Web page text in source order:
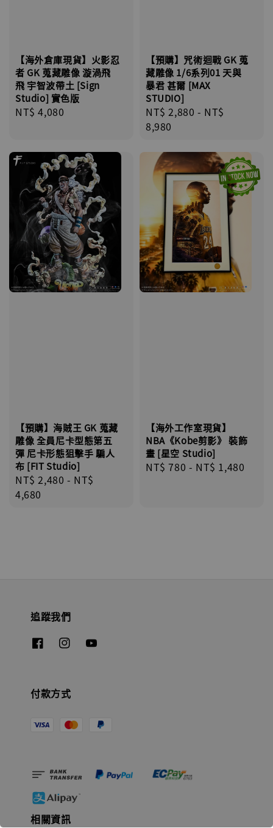
【海外倉庫現貨】火影忍
者 GK 蒐藏雕像 漩渦飛
飛 宇智波帶土 [Sign
Studio] 實色版
Regular
NT$ 4,080
【預購】咒術迴戰 GK 蒐
藏雕像 1/6系列01 天與
暴君 甚爾 [MAX
STUDIO]
Regular
price
NT$ 2,880 - NT$
8,980
【預購】海賊王 GK 蒐藏
雕像 全員尼卡型態第五
彈 尼卡形態狙擊手 騙人
布 [FIT Studio]
Regular
price
NT$ 2,480 - NT$
4,680
【海外工作室現貨】
NBA《Kobe剪影》 裝飾
畫 [星空 Studio]
Regular
NT$ 780 - NT$ 1,480
追蹤我們
付款方式
相關資訊